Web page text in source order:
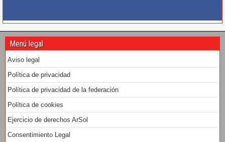
Menú legal
Aviso legal
Política de privacidad
Política de privacidad de la federación
Política de cookies
Ejercicio de derechos ArSol
Consentimiento Legal